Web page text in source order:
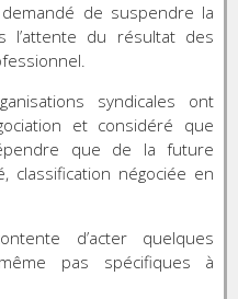
de suspendre la
l’attente du résultat des
syndicales ont
et considéré que
que de la future
classification négociée en
d’acter quelques
pas spécifiques à